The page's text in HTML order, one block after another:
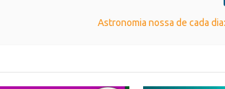
Astronomia nossa de cada